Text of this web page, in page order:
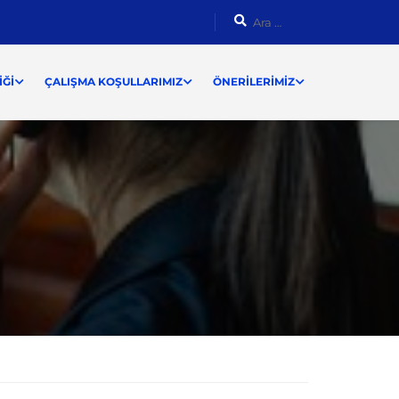
ÇALIŞMA KOŞULLARIMIZ ÖNERILERIMIZ